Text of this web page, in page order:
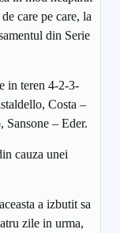
care pe care, la
din Serie
in teren 4-2-3-
Costa –
– Eder.
cauza unei
a izbutit sa
zile in urma,